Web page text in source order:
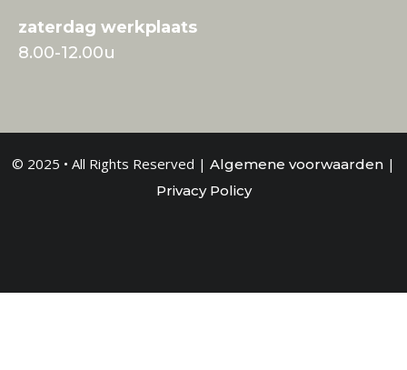
zaterdag werkplaats
8.00-12.00u
© 2025 • All Rights Reserved | Algemene voorwaarden |
Privacy Policy